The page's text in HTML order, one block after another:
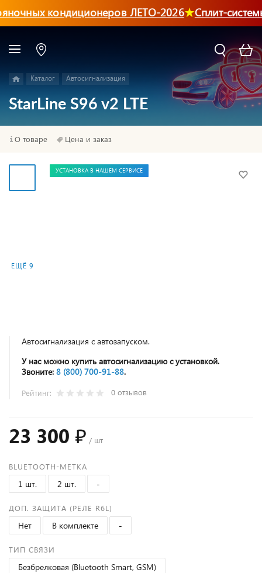
кондиционеров ЛЕТО-2026 Сплит-системы
Каталог Автосигнализация
StarLine S96 v2 LTE
О товаре Цена и заказ
ЕЩЁ 9
УСТАНОВКА В НАШЕМ СЕРВИСЕ
Автосигнализация с автозапуском.
У нас можно купить автосигнализацию с установкой.
Звоните: 8 (800) 700‑91‑88.
Рейтинг: 0 отзывов
23 300 ₽ / шт
BLUETOOTH-МЕТКА
1 шт. 2 шт. -
ДОП. ЗАЩИТА (РЕЛЕ R6L)
Нет В комплекте -
ТИП СВЯЗИ
Безбрелковая (Bluetooth Smart, GSM)